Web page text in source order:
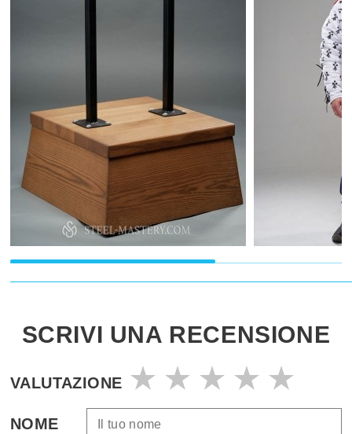
SCRIVI UNA RECENSIONE
VALUTAZIONE
NOME